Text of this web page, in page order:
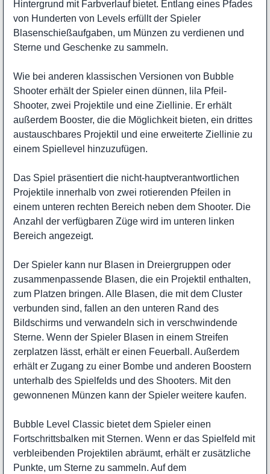
Hintergrund mit Farbverlauf bietet. Entlang eines Pfades
von Hunderten von Levels erfüllt der Spieler
Blasenschießaufgaben, um Münzen zu verdienen und
Sterne und Geschenke zu sammeln.
Wie bei anderen klassischen Versionen von Bubble
Shooter erhält der Spieler einen dünnen, lila Pfeil-
Shooter, zwei Projektile und eine Ziellinie. Er erhält
außerdem Booster, die die Möglichkeit bieten, ein drittes
austauschbares Projektil und eine erweiterte Ziellinie zu
einem Spiellevel hinzuzufügen.
Das Spiel präsentiert die nicht-hauptverantwortlichen
Projektile innerhalb von zwei rotierenden Pfeilen in
einem unteren rechten Bereich neben dem Shooter. Die
Anzahl der verfügbaren Züge wird im unteren linken
Bereich angezeigt.
Der Spieler kann nur Blasen in Dreiergruppen oder
zusammenpassende Blasen, die ein Projektil enthalten,
zum Platzen bringen. Alle Blasen, die mit dem Cluster
verbunden sind, fallen an den unteren Rand des
Bildschirms und verwandeln sich in verschwindende
Sterne. Wenn der Spieler Blasen in einem Streifen
zerplatzen lässt, erhält er einen Feuerball. Außerdem
erhält er Zugang zu einer Bombe und anderen Boostern
unterhalb des Spielfelds und des Shooters. Mit den
gewonnenen Münzen kann der Spieler weitere kaufen.
Bubble Level Classic bietet dem Spieler einen
Fortschrittsbalken mit Sternen. Wenn er das Spielfeld mit
verbleibenden Projektilen abräumt, erhält er zusätzliche
Punkte, um Sterne zu sammeln. Auf dem